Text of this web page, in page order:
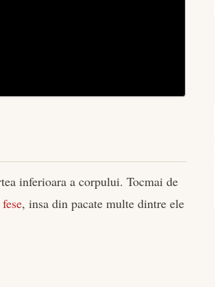
inferioara a corpului. Tocmai de
, insa din pacate multe dintre ele